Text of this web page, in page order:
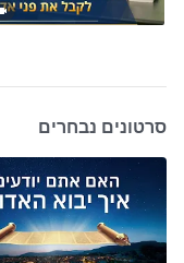
סרטונים נבחרים